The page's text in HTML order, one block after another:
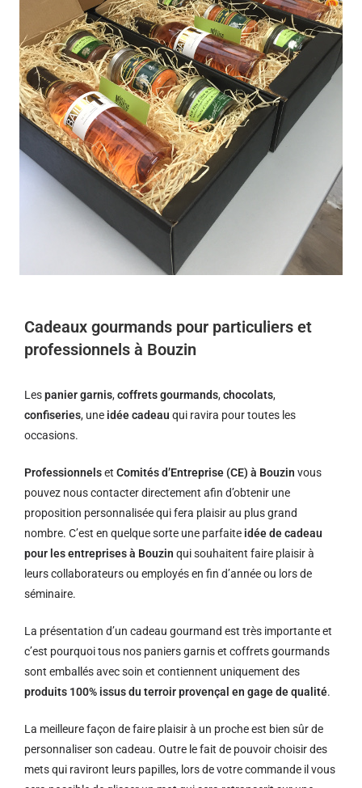
Cadeaux gourmands pour particuliers et
professionnels à Bouzin
Lespanier garnis,coffrets gourmands,chocolats,
confiseries, une idée cadeau qui ravira pour toutes les
occasions.
Professionnelset Comités d’Entreprise (CE) à Bouzin vous
pouvez nous contacter directement afin d’obtenir une
proposition personnalisée qui fera plaisir au plus grand
nombre. C’est en quelque sorte une parfaite idée de cadeau
pour les entreprises à Bouzin qui souhaitent faire plaisir à
leurs collaborateurs ou employés en fin d’année ou lors de
séminaire.
La présentation d’un cadeau gourmand est très importante et
c’est pourquoi tous nos paniers garnis et coffrets gourmands
sont emballés avec soin et contiennent uniquement des
produits 100% issus du terroir provençal en gage de qualité.
La meilleure façon de faire plaisir à un proche est bien sûr de
personnaliser son cadeau. Outre le fait de pouvoir choisir des
mets qui raviront leurs papilles, lors de votre commande il vous